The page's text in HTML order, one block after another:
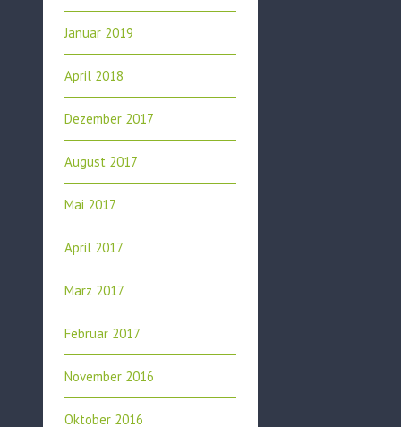
Januar 2019
April 2018
Dezember 2017
August 2017
Mai 2017
April 2017
März 2017
Februar 2017
November 2016
Oktober 2016